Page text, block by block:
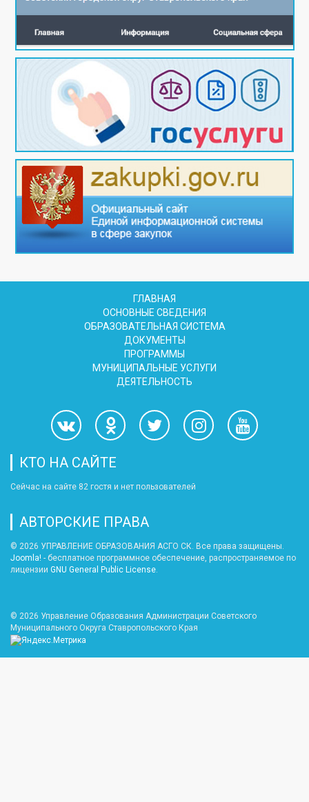
ГЛАВНАЯ
ОСНОВНЫЕ СВЕДЕНИЯ
ОБРАЗОВАТЕЛЬНАЯ СИСТЕМА
ДОКУМЕНТЫ
ПРОГРАММЫ
МУНИЦИПАЛЬНЫЕ УСЛУГИ
ДЕЯТЕЛЬНОСТЬ
КТО НА САЙТЕ
Сейчас на сайте 82 гостя и нет пользователей
АВТОРСКИЕ ПРАВА
© 2026 УПРАВЛЕНИЕ ОБРАЗОВАНИЯ АСГО СК. Все права защищены.
Joomla! - бесплатное программное обеспечение, распространяемое по
лицензии GNU General Public License.
© 2026 Управление Образования Администрации Советского
Муниципального Округа Ставропольского Края